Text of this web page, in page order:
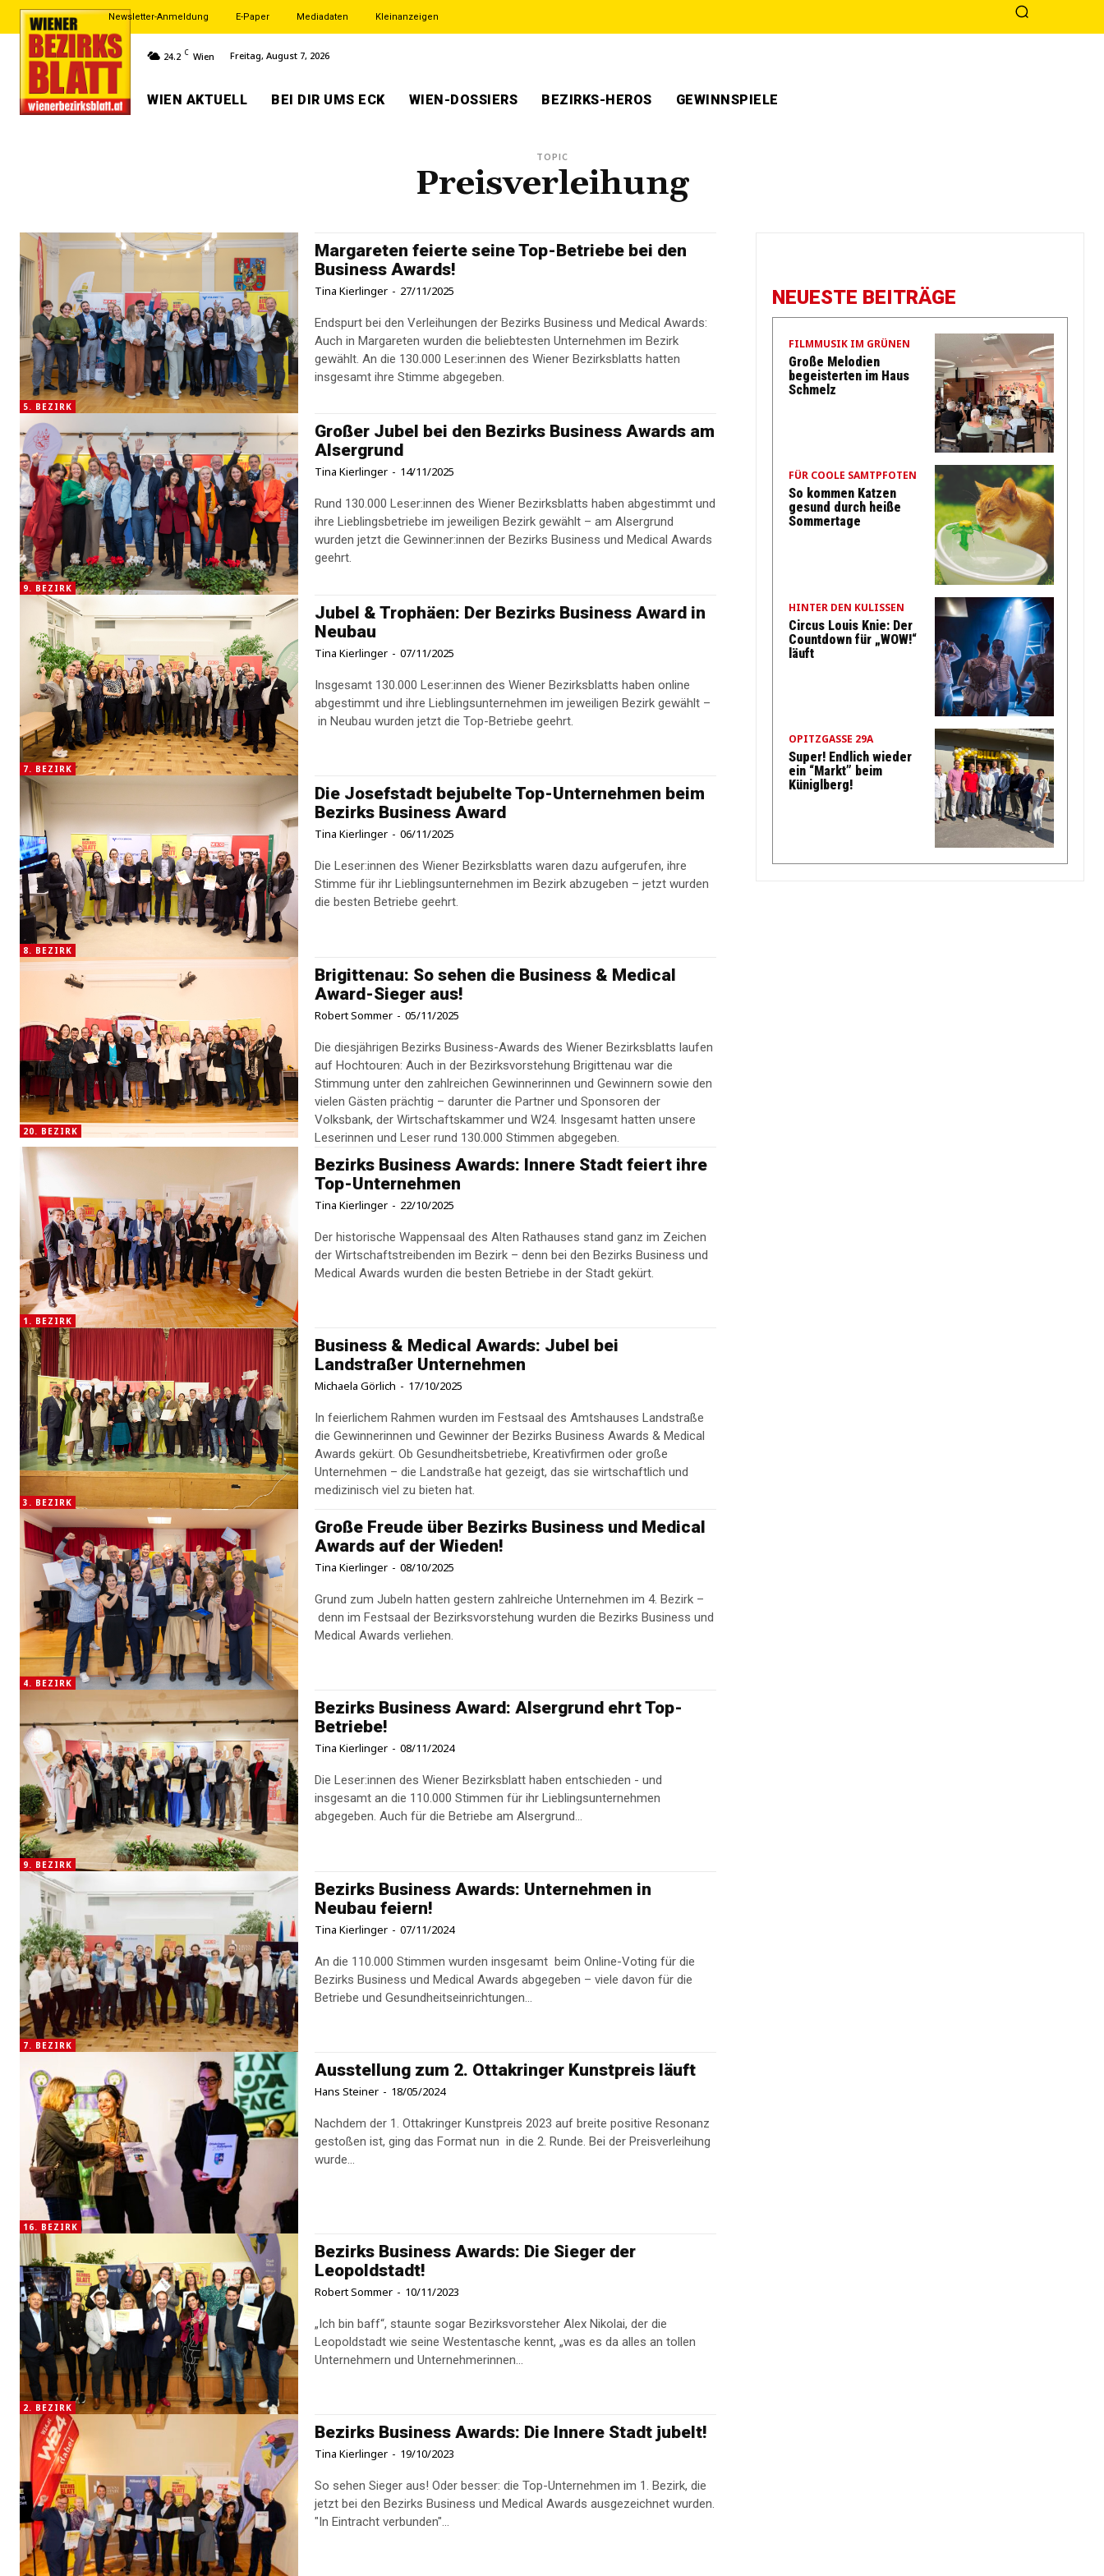
Newsletter-Anmeldung E-Paper Mediadaten Kleinanzeigen
24.2 C Wien Freitag, August 7, 2026
WIEN AKTUELL BEI DIR UMS ECK WIEN-DOSSIERS BEZIRKS-HEROS GEWINNSPIELE
TOPIC
Preisverleihung
5. BEZIRK
Margareten feierte seine Top-Betriebe bei den
Business Awards!
Tina Kierlinger - 27/11/2025
Endspurt bei den Verleihungen der Bezirks Business und Medical Awards:
Auch in Margareten wurden die beliebtesten Unternehmen im Bezirk
gewählt. An die 130.000 Leser:innen des Wiener Bezirksblatts hatten
insgesamt ihre Stimme abgegeben.
9. BEZIRK
Großer Jubel bei den Bezirks Business Awards am
Alsergrund
Tina Kierlinger - 14/11/2025
Rund 130.000 Leser:innen des Wiener Bezirksblatts haben abgestimmt und
ihre Lieblingsbetriebe im jeweiligen Bezirk gewählt – am Alsergrund
wurden jetzt die Gewinner:innen der Bezirks Business und Medical Awards
geehrt.
7. BEZIRK
Jubel & Trophäen: Der Bezirks Business Award in
Neubau
Tina Kierlinger - 07/11/2025
Insgesamt 130.000 Leser:innen des Wiener Bezirksblatts haben online
abgestimmt und ihre Lieblingsunternehmen im jeweiligen Bezirk gewählt –
in Neubau wurden jetzt die Top-Betriebe geehrt.
8. BEZIRK
Die Josefstadt bejubelte Top-Unternehmen beim
Bezirks Business Award
Tina Kierlinger - 06/11/2025
Die Leser:innen des Wiener Bezirksblatts waren dazu aufgerufen, ihre
Stimme für ihr Lieblingsunternehmen im Bezirk abzugeben – jetzt wurden
die besten Betriebe geehrt.
20. BEZIRK
Brigittenau: So sehen die Business & Medical
Award-Sieger aus!
Robert Sommer - 05/11/2025
Die diesjährigen Bezirks Business-Awards des Wiener Bezirksblatts laufen
auf Hochtouren: Auch in der Bezirksvorstehung Brigittenau war die
Stimmung unter den zahlreichen Gewinnerinnen und Gewinnern sowie den
vielen Gästen prächtig – darunter die Partner und Sponsoren der
Volksbank, der Wirtschaftskammer und W24. Insgesamt hatten unsere
Leserinnen und Leser rund 130.000 Stimmen abgegeben.
1. BEZIRK
Bezirks Business Awards: Innere Stadt feiert ihre
Top-Unternehmen
Tina Kierlinger - 22/10/2025
Der historische Wappensaal des Alten Rathauses stand ganz im Zeichen
der Wirtschaftstreibenden im Bezirk – denn bei den Bezirks Business und
Medical Awards wurden die besten Betriebe in der Stadt gekürt.
3. BEZIRK
Business & Medical Awards: Jubel bei
Landstraßer Unternehmen
Michaela Görlich - 17/10/2025
In feierlichem Rahmen wurden im Festsaal des Amtshauses Landstraße
die Gewinnerinnen und Gewinner der Bezirks Business Awards & Medical
Awards gekürt. Ob Gesundheitsbetriebe, Kreativfirmen oder große
Unternehmen – die Landstraße hat gezeigt, das sie wirtschaftlich und
medizinisch viel zu bieten hat.
4. BEZIRK
Große Freude über Bezirks Business und Medical
Awards auf der Wieden!
Tina Kierlinger - 08/10/2025
Grund zum Jubeln hatten gestern zahlreiche Unternehmen im 4. Bezirk –
denn im Festsaal der Bezirksvorstehung wurden die Bezirks Business und
Medical Awards verliehen.
9. BEZIRK
Bezirks Business Award: Alsergrund ehrt Top-
Betriebe!
Tina Kierlinger - 08/11/2024
Die Leser:innen des Wiener Bezirksblatt haben entschieden - und
insgesamt an die 110.000 Stimmen für ihr Lieblingsunternehmen
abgegeben. Auch für die Betriebe am Alsergrund...
7. BEZIRK
Bezirks Business Awards: Unternehmen in
Neubau feiern!
Tina Kierlinger - 07/11/2024
An die 110.000 Stimmen wurden insgesamt beim Online-Voting für die
Bezirks Business und Medical Awards abgegeben – viele davon für die
Betriebe und Gesundheitseinrichtungen...
16. BEZIRK
Ausstellung zum 2. Ottakringer Kunstpreis läuft
Hans Steiner - 18/05/2024
Nachdem der 1. Ottakringer Kunstpreis 2023 auf breite positive Resonanz
gestoßen ist, ging das Format nun in die 2. Runde. Bei der Preisverleihung
wurde...
2. BEZIRK
Bezirks Business Awards: Die Sieger der
Leopoldstadt!
Robert Sommer - 10/11/2023
„Ich bin baff“, staunte sogar Bezirksvorsteher Alex Nikolai, der die
Leopoldstadt wie seine Westentasche kennt, „was es da alles an tollen
Unternehmern und Unternehmerinnen...
Bezirks Business Awards: Die Innere Stadt jubelt!
Tina Kierlinger - 19/10/2023
So sehen Sieger aus! Oder besser: die Top-Unternehmen im 1. Bezirk, die
jetzt bei den Bezirks Business und Medical Awards ausgezeichnet wurden.
"In Eintracht verbunden"...
NEUESTE BEITRÄGE
FILMMUSIK IM GRÜNEN
Große Melodien
begeisterten im Haus
Schmelz
FÜR COOLE SAMTPFOTEN
So kommen Katzen
gesund durch heiße
Sommertage
HINTER DEN KULISSEN
Circus Louis Knie: Der
Countdown für „WOW!“
läuft
OPITZGASSE 29A
Super! Endlich wieder
ein “Markt” beim
Küniglberg!